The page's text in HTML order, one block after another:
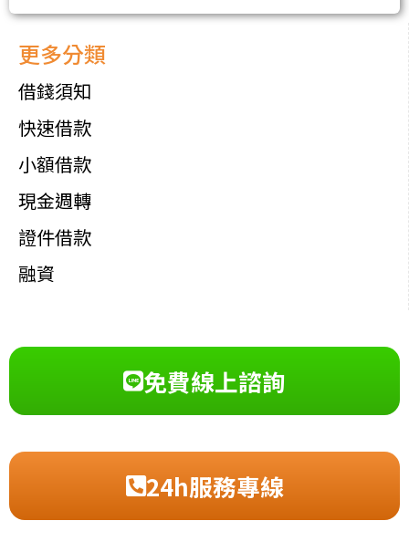
更多分類
借錢須知
快速借款
小額借款
現金週轉
證件借款
融資
免費線上諮詢
24h服務專線